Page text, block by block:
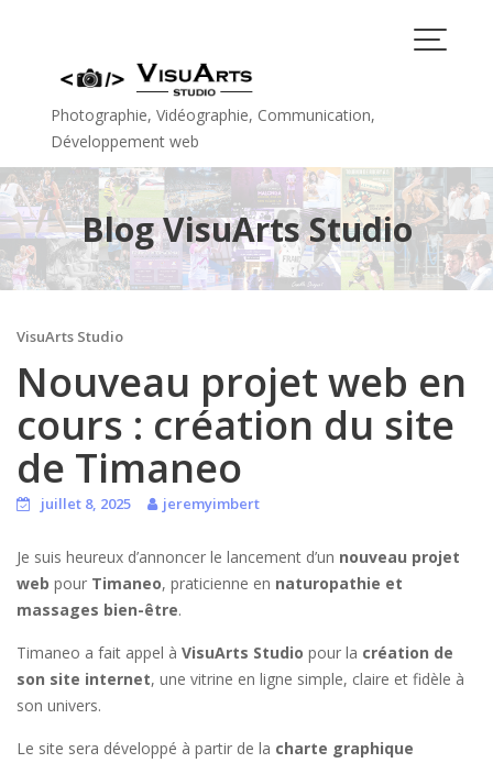
Photographie, Vidéographie, Communication,
Développement web
Blog VisuArts Studio
VisuArts Studio
Nouveau projet web en
cours : création du site
de Timaneo
juillet 8, 2025 jeremyimbert
Je suis heureux d’annoncer le lancement d’un nouveau projet
web pour Timaneo, praticienne en naturopathie et
massages bien-être.
Timaneo a fait appel à VisuArts Studio pour la création de
son site internet, une vitrine en ligne simple, claire et fidèle à
son univers.
Le site sera développé à partir de la charte graphique